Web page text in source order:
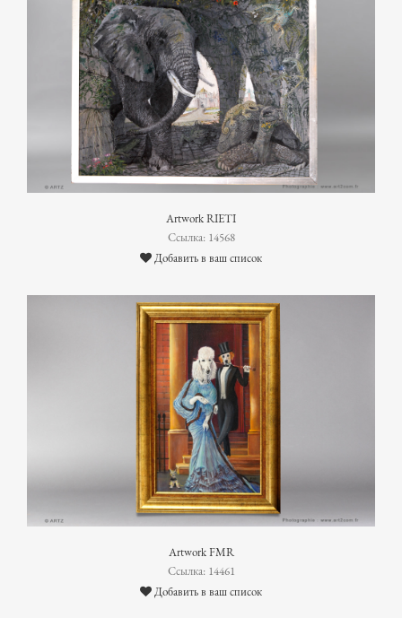
Artwork RIETI
Ссылка: 14568
Добавить в ваш список
Artwork FMR
Ссылка: 14461
Добавить в ваш список